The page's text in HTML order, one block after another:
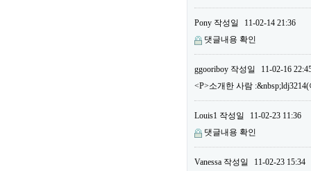
Pony 작성일
11-02-14 21:36
댓글내용 확인
ggooriboy 작성일
11-02-16
<P>소개한 사람
Louis1 작성일
11-02-23 11:36
댓글내용 확인
Vanessa 작성일
11-02-23 15:34